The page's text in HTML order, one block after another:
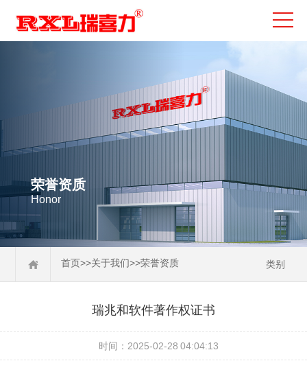
荣誉资质
Honor
首页>>关于我们>>荣誉资质 类别
瑞兆和软件著作权证书
时间：2025-02-28 04:04:13